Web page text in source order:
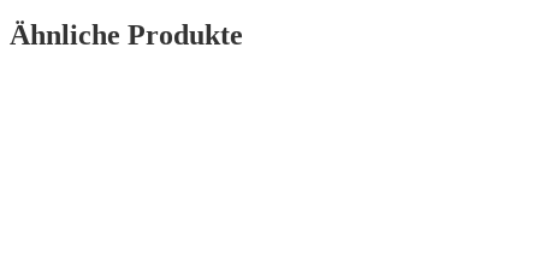
Ähnliche Produkte